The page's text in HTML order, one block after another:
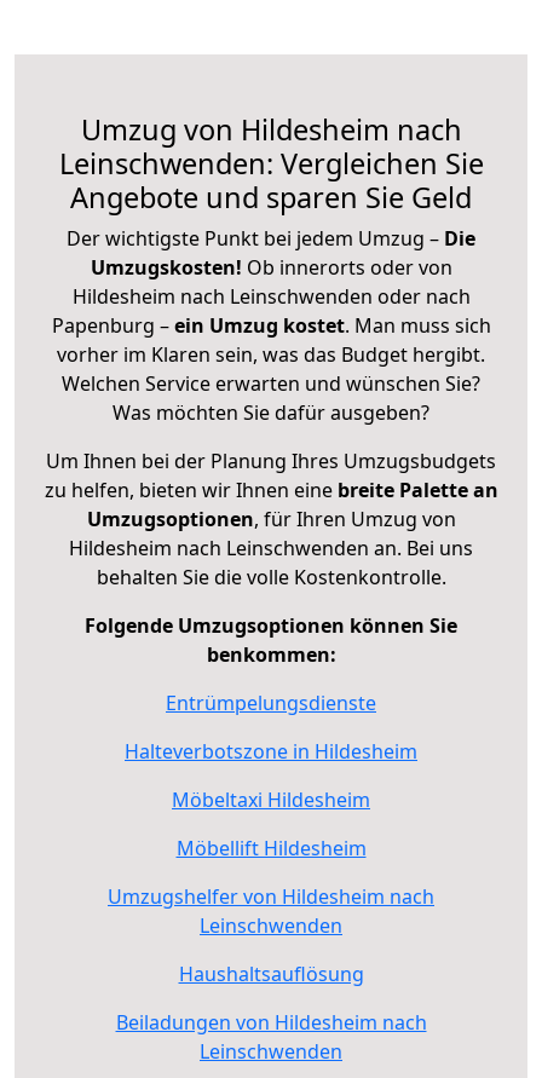
Umzug von Hildesheim nach
Leinschwenden: Vergleichen Sie
Angebote und sparen Sie Geld
Der wichtigste Punkt bei jedem Umzug – Die
Umzugskosten! Ob innerorts oder von
Hildesheim nach Leinschwenden oder nach
Papenburg –ein Umzug kostet. Man muss sich
vorher im Klaren sein, was das Budget hergibt.
Welchen Service erwarten und wünschen Sie?
Was möchten Sie dafür ausgeben?
Um Ihnen bei der Planung Ihres Umzugsbudgets
zu helfen, bieten wir Ihnen eine breite Palette an
Umzugsoptionen, für Ihren Umzug von
Hildesheim nach Leinschwenden an. Bei uns
behalten Sie die volle Kostenkontrolle.
Folgende Umzugsoptionen können Sie
benkommen:
Entrümpelungsdienste
Halteverbotszone in Hildesheim
Möbeltaxi Hildesheim
Möbellift Hildesheim
Umzugshelfer von Hildesheim nach
Leinschwenden
Haushaltsauflösung
Beiladungen von Hildesheim nach
Leinschwenden